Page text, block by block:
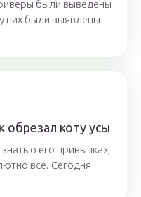
были выведены
них были выявлены
обрезал коту усы
о его привычках,
все. Сегодня